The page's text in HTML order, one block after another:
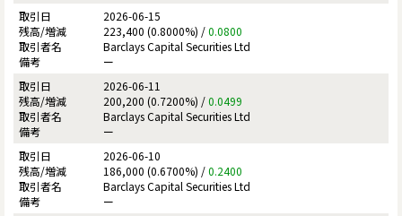
2026-06-15
223,400 (0.8000%) /0.0800
Barclays Capital Securities Ltd
ー
2026-06-11
200,200 (0.7200%) /0.0499
Barclays Capital Securities Ltd
ー
2026-06-10
186,000 (0.6700%) /0.2400
Barclays Capital Securities Ltd
ー